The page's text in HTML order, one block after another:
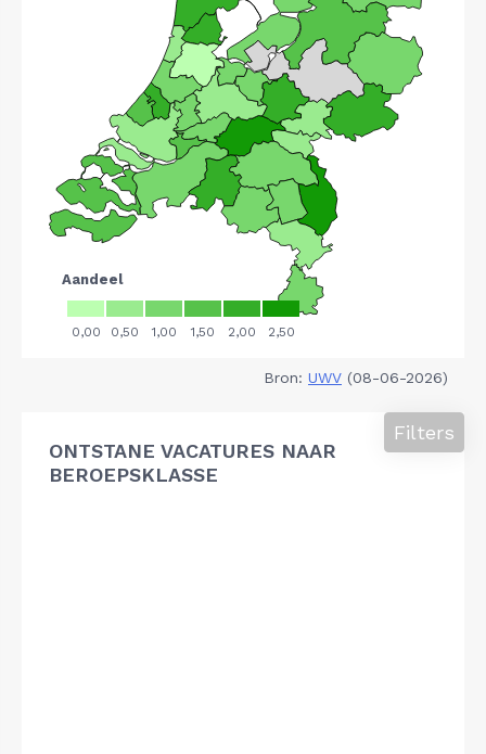
Bron: UWV (08-06-2026)
ONTSTANE VACATURES NAAR
BEROEPSKLASSE
Filters